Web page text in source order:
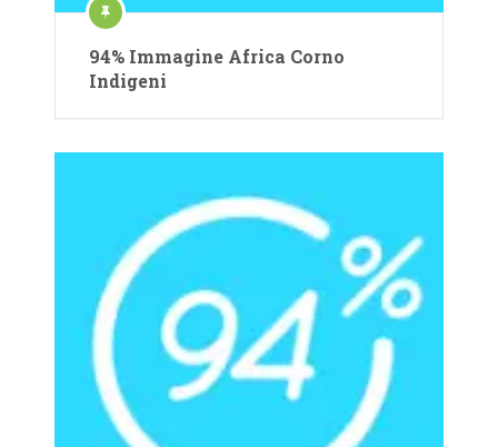
94% Immagine Africa Corno
Indigeni